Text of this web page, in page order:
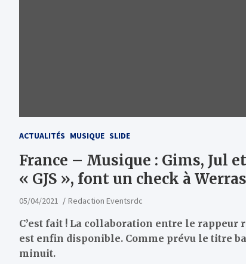
ACTUALITÉS MUSIQUE SLIDE
France – Musique : Gims, Jul
« GJS », font un check à
05/04/2021 Redaction Eventsrdc
C’est fait ! La collaboration entre le rappeur
est enfin disponible. Comme prévu le titre
minuit.